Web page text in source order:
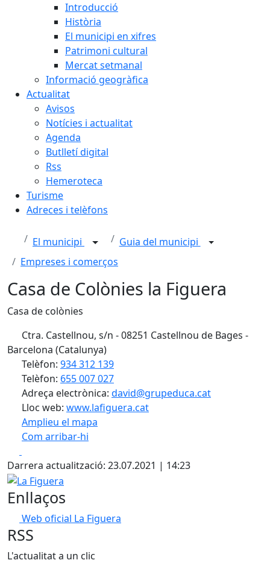
Introducció
Història
El municipi en xifres
Patrimoni cultural
Mercat setmanal
Informació geogràfica
Actualitat
Avisos
Notícies i actualitat
Agenda
Butlletí digital
Rss
Hemeroteca
Turisme
Adreces i telèfons
El municipi
Guia del municipi
Empreses i comerços
Casa de Colònies la Figuera
Casa de colònies
Ctra. Castellnou, s/n - 08251 Castellnou de Bages -
Barcelona (Catalunya)
Telèfon: 934 312 139
Telèfon: 655 007 027
Adreça electrònica: david@grupeduca.cat
Lloc web: www.lafiguera.cat
Amplieu el mapa
Com arribar-hi
+
−
Darrera actualització: 23.07.2021 | 14:23
La Figuera
Enllaços
Web oficial La Figuera
RSS
L'actualitat a un clic